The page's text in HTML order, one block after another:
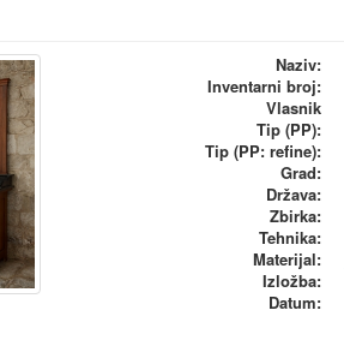
Naziv:
Inventarni broj:
Vlasnik
Tip (PP):
Tip (PP: refine):
Grad:
Država:
Zbirka:
Tehnika:
Materijal:
Izložba:
Datum: